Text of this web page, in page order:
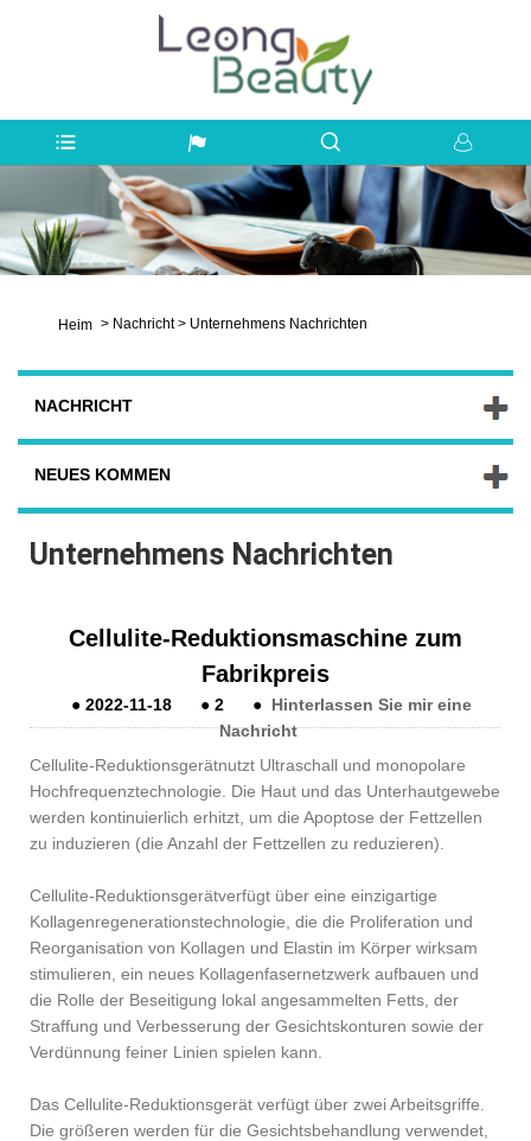
Heim > Nachricht > Unternehmens Nachrichten
NACHRICHT
NEUES KOMMEN
Unternehmens Nachrichten
Cellulite-Reduktionsmaschine zum
Fabrikpreis
●2022-11-18 ●2 ● Hinterlassen Sie mir eine
Nachricht
Cellulite-Reduktionsgerätnutzt Ultraschall und monopolare
Hochfrequenztechnologie. Die Haut und das Unterhautgewebe
werden kontinuierlich erhitzt, um die Apoptose der Fettzellen
zu induzieren (die Anzahl der Fettzellen zu reduzieren).
Cellulite-Reduktionsgerätverfügt über eine einzigartige
Kollagenregenerationstechnologie, die die Proliferation und
Reorganisation von Kollagen und Elastin im Körper wirksam
stimulieren, ein neues Kollagenfasernetzwerk aufbauen und
die Rolle der Beseitigung lokal angesammelten Fetts, der
Straffung und Verbesserung der Gesichtskonturen sowie der
Verdünnung feiner Linien spielen kann.
Das Cellulite-Reduktionsgerät verfügt über zwei Arbeitsgriffe.
Die größeren werden für die Gesichtsbehandlung verwendet,